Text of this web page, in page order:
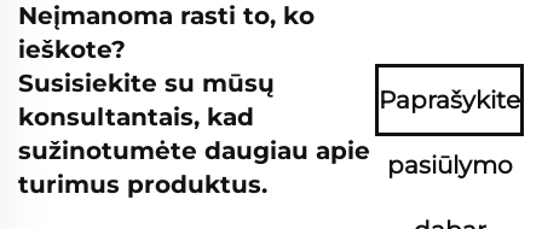
Neįmanoma rasti to, ko
ieškote?
Susisiekite su mūsų
konsultantais, kad
sužinotumėte daugiau apie
turimus produktus.
Paprašykite
pasiūlymo